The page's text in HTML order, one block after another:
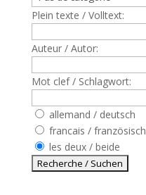
Plein texte / Volltext:
Auteur / Autor:
Mot clef / Schlagwort:
allemand / deutsch
francais / französisch
les deux / beide